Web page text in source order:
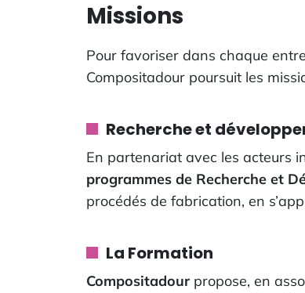
Missions
Pour favoriser dans chaque
Compositadour poursuit les
Recherche et
En partenariat avec les acteurs
programmes de Recherche et
procédés de fabrication, en
La Formation
Compositadour propose, en